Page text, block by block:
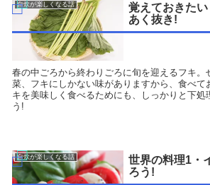
自炊が楽しくなる話
覚えておきた
あく抜き!
春の中ごろから終わりごろに旬を迎えるフキ。
菜、フキにしかない味がありますから、食べて
キを美味しく食べるためにも、しっかりと下処
う!
自炊が楽しくなる話
世界の料理1・
ろう!